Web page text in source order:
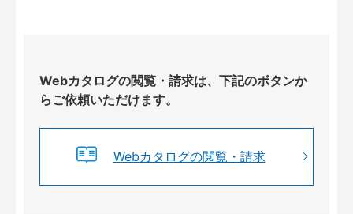
Webカタログの閲覧・請求は、下記のボタンか
らご依頼いただけます。
Webカタログの閲覧・請求